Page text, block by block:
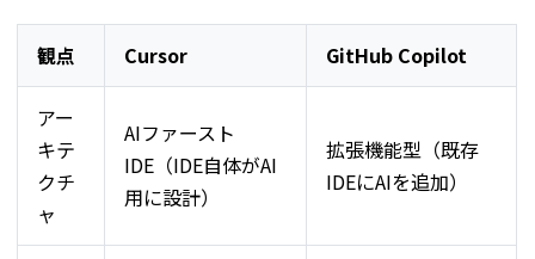
観点 Cursor GitHub Copilot
アー
キテ
クチ
ャ
AIファースト
IDE（IDE自体がAI
用に設計）
拡張機能型（既存
IDEにAIを追加）